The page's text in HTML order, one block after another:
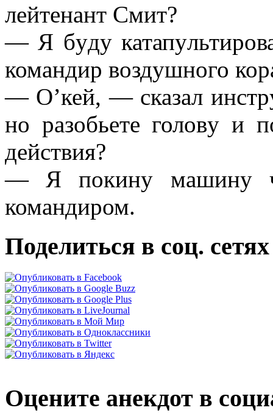
лейтенант Смит?
— Я бyдy
командиp воздyшного
— О’кей, — сказал
но pазобьете головy и
действия?
— Я покинy машинy
командиpом.
Поделиться в соц. сетях
Оцените анекдот в